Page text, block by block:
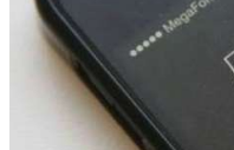
12:39
Сладкий праздник в
парке прошёл